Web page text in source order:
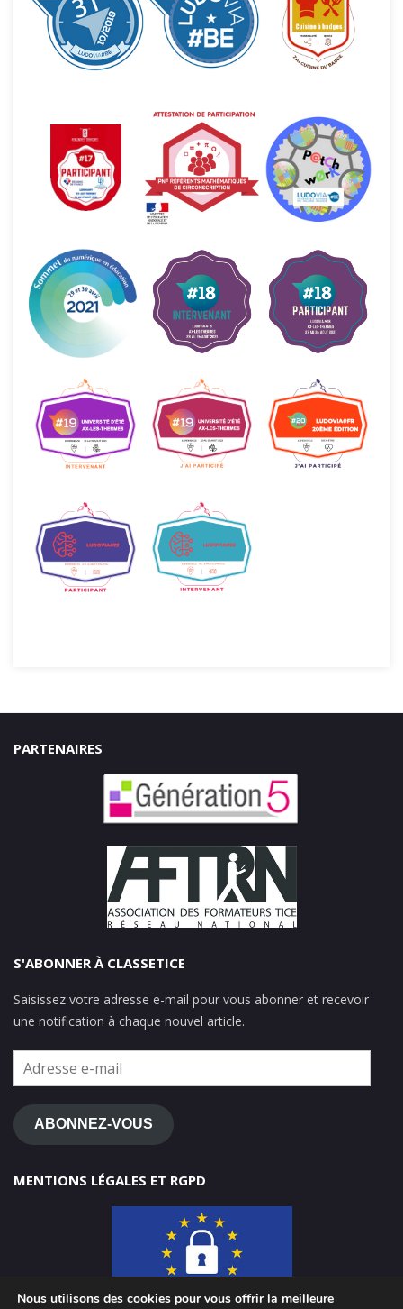
PARTENAIRES
S'ABONNER À CLASSETICE
Saisissez votre adresse e-mail pour vous abonner et recevoir
une notification à chaque nouvel article.
Adresse
mail
ABONNEZ-VOUS
MENTIONS LÉGALES ET RGPD
Nous utilisons des cookies pour vous offrir la meilleure